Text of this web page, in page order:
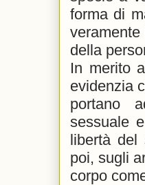
forma di
della
In merito
evidenzia
portano
sessuale
libertà del
poi, sugli
corpo